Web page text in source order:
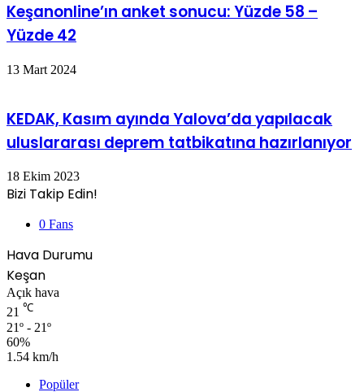
Keşanonline’ın anket sonucu: Yüzde 58 –
Yüzde 42
13 Mart 2024
KEDAK, Kasım ayında Yalova’da yapılacak
uluslararası deprem tatbikatına hazırlanıyor
18 Ekim 2023
Bizi Takip Edin!
0 Fans
Hava Durumu
Keşan
Açık hava
21 ℃
21º - 21º
60%
1.54 km/h
Popüler